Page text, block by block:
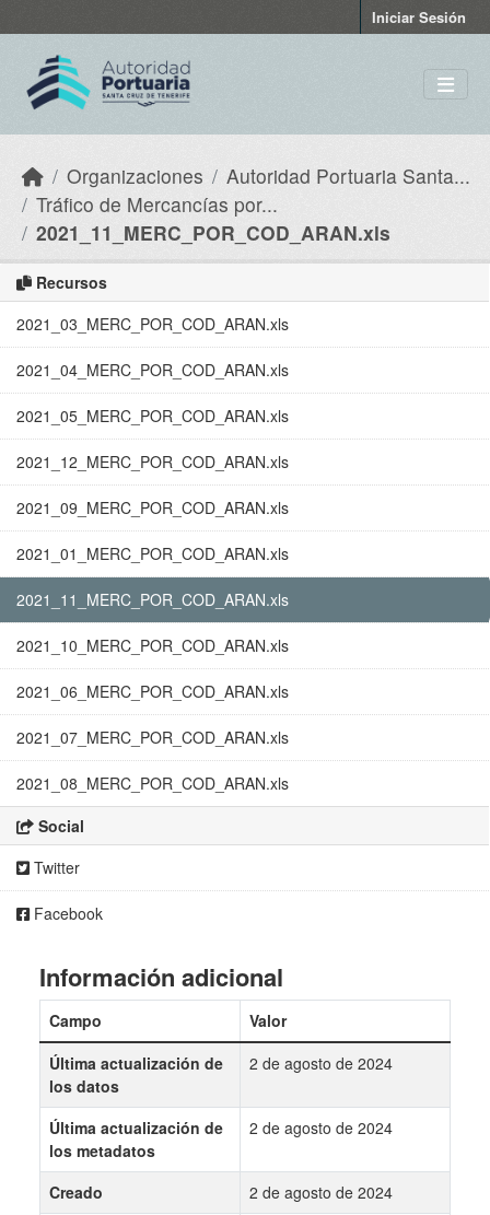
Iniciar Sesión
Organizaciones
Autoridad Portuaria Santa...
Tráfico de Mercancías por...
2021_11_MERC_POR_COD_ARAN.xls
Recursos
2021_03_MERC_POR_COD_ARAN.xls
2021_04_MERC_POR_COD_ARAN.xls
2021_05_MERC_POR_COD_ARAN.xls
2021_12_MERC_POR_COD_ARAN.xls
2021_09_MERC_POR_COD_ARAN.xls
2021_01_MERC_POR_COD_ARAN.xls
2021_11_MERC_POR_COD_ARAN.xls
2021_10_MERC_POR_COD_ARAN.xls
2021_06_MERC_POR_COD_ARAN.xls
2021_07_MERC_POR_COD_ARAN.xls
2021_08_MERC_POR_COD_ARAN.xls
Social
Twitter
Facebook
Información adicional
Campo
Valor
Última actualización de
los datos
2 de agosto de 2024
Última actualización de
los metadatos
2 de agosto de 2024
Creado
2 de agosto de 2024